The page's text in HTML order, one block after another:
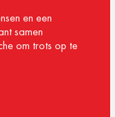
en een
samen
om trots op te